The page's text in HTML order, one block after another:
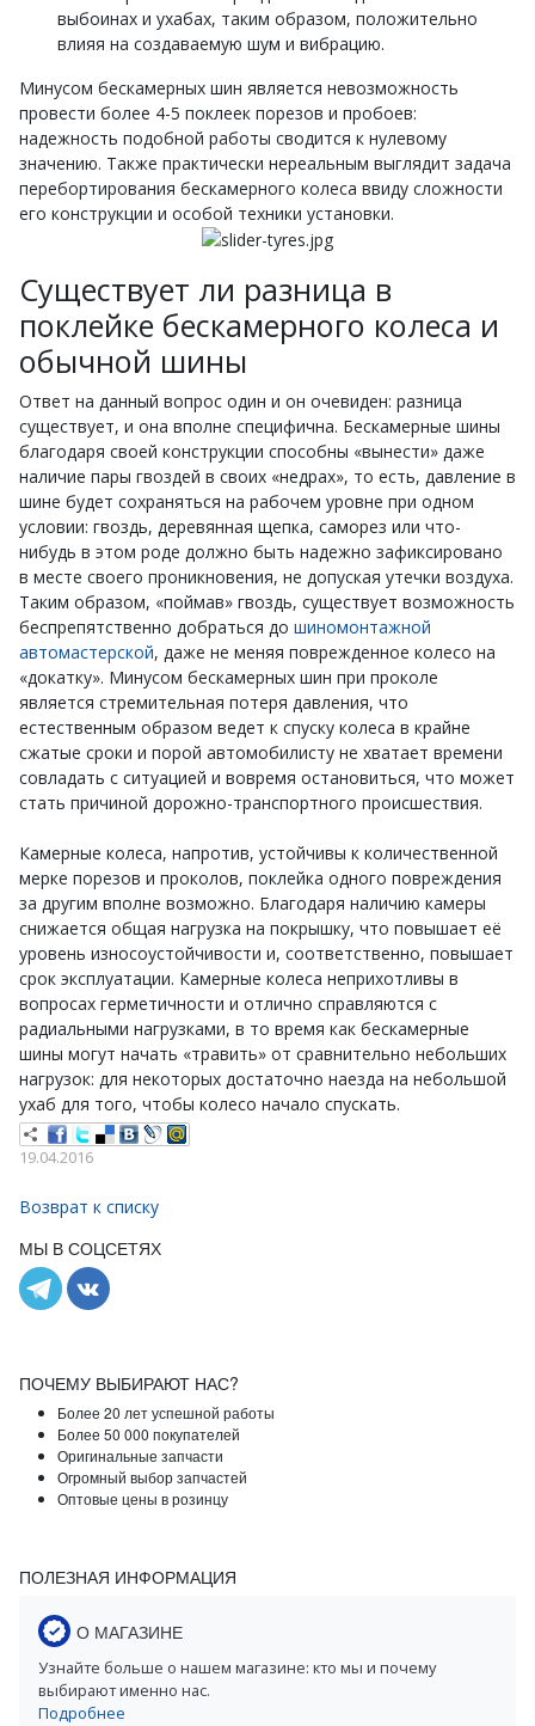
выбоинах и ухабах, таким образом, положительно
влияя на создаваемую шум и вибрацию.
Минусом бескамерных шин является невозможность
провести более 4-5 поклеек порезов и пробоев:
надежность подобной работы сводится к нулевому
значению. Также практически нереальным выглядит задача
перебортирования бескамерного колеса ввиду сложности
его конструкции и особой техники установки.
Существует ли разница в
поклейке бескамерного колеса и
обычной шины
Ответ на данный вопрос один и он очевиден: разница
существует, и она вполне специфична. Бескамерные шины
благодаря своей конструкции способны «вынести» даже
наличие пары гвоздей в своих «недрах», то есть, давление в
шине будет сохраняться на рабочем уровне при одном
условии: гвоздь, деревянная щепка, саморез или что-
нибудь в этом роде должно быть надежно зафиксировано
в месте своего проникновения, не допуская утечки воздуха.
Таким образом, «поймав» гвоздь, существует возможность
беспрепятственно добраться до шиномонтажной
автомастерской, даже не меняя поврежденное колесо на
«докатку». Минусом бескамерных шин при проколе
является стремительная потеря давления, что
естественным образом ведет к спуску колеса в крайне
сжатые сроки и порой автомобилисту не хватает времени
совладать с ситуацией и вовремя остановиться, что может
стать причиной дорожно-транспортного происшествия.
Камерные колеса, напротив, устойчивы к количественной
мерке порезов и проколов, поклейка одного повреждения
за другим вполне возможно. Благодаря наличию камеры
снижается общая нагрузка на покрышку, что повышает её
уровень износоустойчивости и, соответственно, повышает
срок эксплуатации. Камерные колеса неприхотливы в
вопросах герметичности и отлично справляются с
радиальными нагрузками, в то время как бескамерные
шины могут начать «травить» от сравнительно небольших
нагрузок: для некоторых достаточно наезда на небольшой
ухаб для того, чтобы колесо начало спускать.
19.04.2016
Возврат к списку
МЫ В СОЦСЕТЯХ
ПОЧЕМУ ВЫБИРАЮТ НАС?
Более 20 лет успешной работы
Более 50 000 покупателей
Оригинальные запчасти
Огромный выбор запчастей
Оптовые цены в розинцу
ПОЛЕЗНАЯ ИНФОРМАЦИЯ
О МАГАЗИНЕ
Узнайте больше о нашем магазине: кто мы и почему
выбирают именно нас.
Подробнее